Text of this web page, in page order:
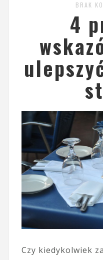
BRAK
4
Czy kiedykolwiek